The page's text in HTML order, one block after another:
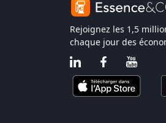
Rejoignez les 1,5
chaque jour des